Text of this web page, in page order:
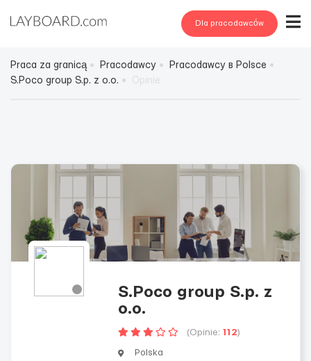
Dla pracodawców
Praca za granicą Pracodawcy
Pracodawcy в Polsce
S.Poco group S.p. z o.o.
S.Poco group S.p. z
o.o.
(Opinie: 112)
Polska